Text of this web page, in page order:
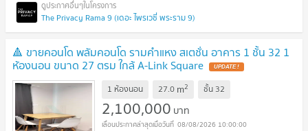
The Privacy Rama 9 (เดอะ ไพรเวซี่ พระราม 9)
🔺 ขายคอนโด พลัมคอนโด รามคำแหง สเตชั่น อาคาร 1 ชั้น 32 1
ห้องนอน ขนาด 27 ตรม ใกล้ A-Link Square UPDATE !
1 ห้องนอน 27.0 m2 ชั้น 32
2,100,000 บาท
08/08/2026 10:00:00